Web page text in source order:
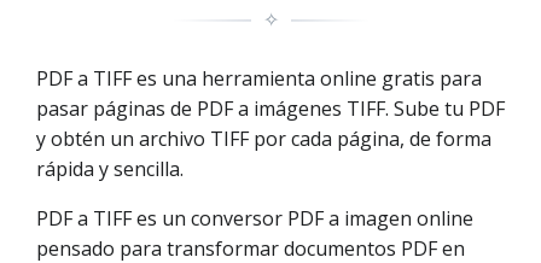
✧
PDF a TIFF es una herramienta online gratis para
pasar páginas de PDF a imágenes TIFF. Sube tu PDF
y obtén un archivo TIFF por cada página, de forma
rápida y sencilla.
PDF a TIFF es un conversor PDF a imagen online
pensado para transformar documentos PDF en